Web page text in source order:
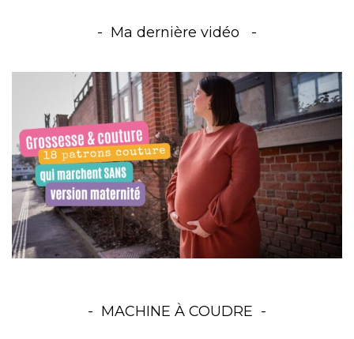
Ma dernière vidéo
MACHINE À COUDRE